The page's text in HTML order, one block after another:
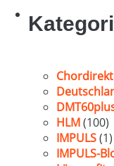
HLM(100)
IMPULS(1)
IMPULS-